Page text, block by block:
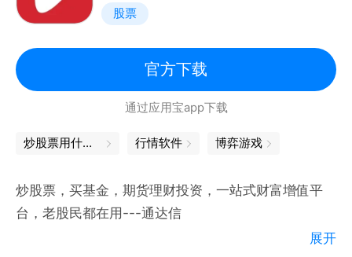
银河牛人为您选股，财富星投顾手把手教您
盯盘助手和条件单，做您买进卖出好帮手
【新版亮点】
1、智能交易：盯盘助手和条件单，算力算法加持，满
足您的交易所需。
【持仓股回本卖出】炒股不坐过山车，会卖才是硬道
理；
【止盈止损卖出】锁定利润减少亏损，严守投资纪律；
股票
官方下载
通过应用宝app下载
炒股票用什么软件 行情软件 博弈游戏
炒股票，买基金，期货理财投资，一站式财富增值平
台，老股民都在用---通达信
展开